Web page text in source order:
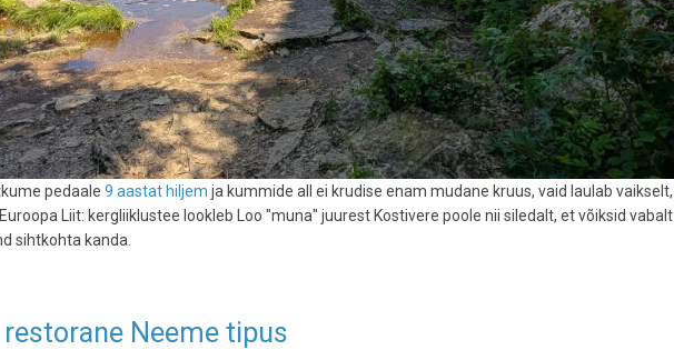
pedaale 9 aastat hiljem ja kummide all ei krudise enam mudane kruus, vaid laulab
Liit: kergliiklustee lookleb Loo "muna" juurest Kostivere poole nii siledalt, et võiksid
sihtkohta kanda.
Neeme tipus